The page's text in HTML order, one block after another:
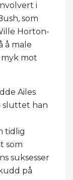
i
som
Horton-
å male
myk mot
Ailes
sluttet han
tidlig
som
suksesser
på